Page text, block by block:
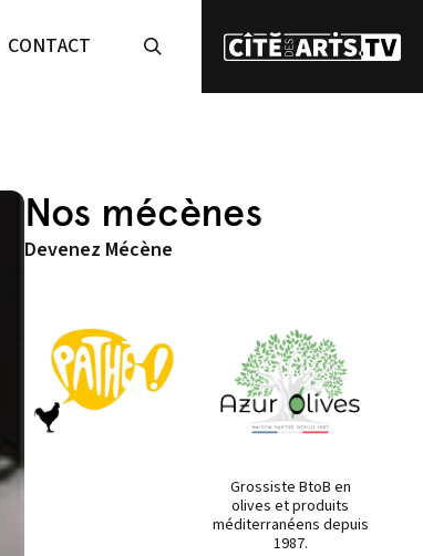
CONTACT
Nos mécènes
Devenez Mécène
Grossiste BtoB en
olives et produits
méditerranéens depuis
1987.